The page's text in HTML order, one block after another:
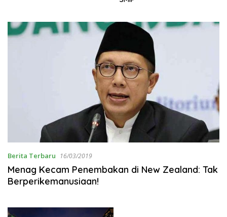
Berita Terbaru 16/03/2019
Menag Kecam Penembakan di New Zealand: Tak
Berperikemanusiaan!